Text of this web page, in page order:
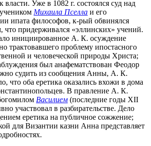
власти. Уже в 1082 г. состоялся суд над
Михаила Пселла и его
ипата философов, к-рый обвинялся
что придерживался «эллинских» учений.
инициированное А. К. осуждение
трактовавшего проблему ипостасного
и человеческой природы Христа;
был анафематствован Феодор
судить из сообщения Анны, А. К.
что оба еретика оказались вхожи в дома
В правление А. К.
Василием (последние годы XII
участвовал в разбирательстве. Дело
еретика на публичное сожжение;
для Византии казни Анна представляет